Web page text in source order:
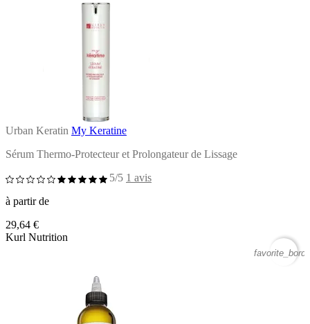
Urban Keratin My Keratine
Sérum Thermo-Protecteur et Prolongateur de Lissage
5/5 1 avis
à partir de
29,64 €
Kurl Nutrition